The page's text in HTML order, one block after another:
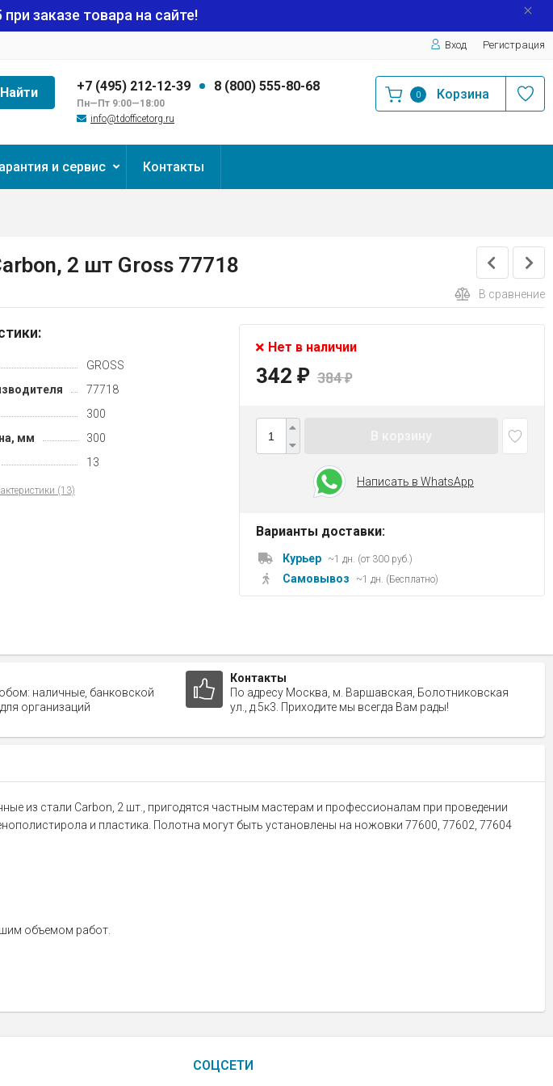
при заказе товара на сайте!
Вход Регистрация
+7 (495) 212-12-39 8 (800) 555-80-68
Пн—Пт 9:00—18:00
info@tdofficetorg.ru
Найти 0 Корзина
и сервис Контакты
2 шт Gross 77718
В сравнение
GROSS
77718
300
мм
300
13
(13)
Нет в наличии
342 ₽ 384₽
Написать в WhatsApp
Варианты доставки:
Курьер ~1 дн. (от 300 руб.)
Самовывоз ~1 дн. (Бесплатно)
наличные, банковской
организаций
Контакты
По адресу Москва, м. Варшавская, Болотниковская
ул., д.5к3. Приходите мы всегда Вам рады!
из стали Carbon, 2 шт., пригодятся частным мастерам и профессионалам при проведении
и пластика. Полотна могут быть установлены на ножовки 77600, 77602, 77604
объемом работ.
СОЦСЕТИ